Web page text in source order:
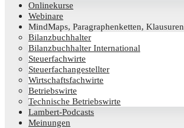
Online­kur­se
Web­i­na­re
Mind­Maps, Para­gra­phen­ket­ten, Klausuren
Bilanz­buch­hal­ter
Bilanz­buch­hal­ter International
Steu­er­fach­wir­te
Steu­er­fach­an­ge­stell­ter
Wirt­schafts­fach­wir­te
Betriebs­wir­te
Tech­ni­sche Betriebswirte
Lam­­bert-Pod­­casts
Mei­nun­gen